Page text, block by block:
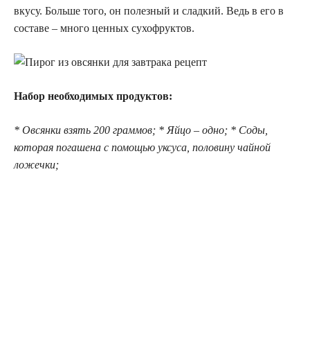
вкусу. Больше того, он полезный и сладкий. Ведь в его в
составе – много ценных сухофруктов.
Набор необходимых продуктов:
* Овсянки взять 200 граммов; * Яйцо – одно; * Соды,
которая погашена с помощью уксуса, половину чайной
ложечки;